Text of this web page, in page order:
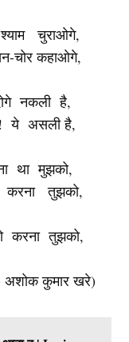
चुराओगे,
चोर कहाओगे,
नकली है,
! ये असली है,
था मुझको,
करना तुझको,
करना तुझको,
खरे)